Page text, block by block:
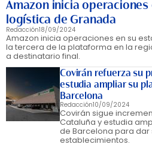
Amazon inicia
logística de Granada
Redacción18/09/2024
Amazon inicia operaciones en su
la tercera de la plataforma en la
a destinatario final.
Covirán refuerza su
estudia ampliar su
Barcelona
Redacción10/09/2024
Covirán sigue
Cataluña y estudia
de Barcelona para dar
establecimientos.